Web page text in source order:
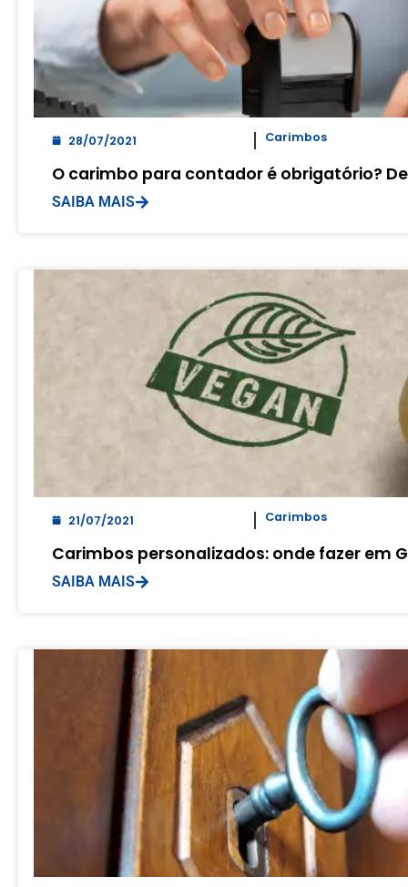
28/07/2021 Carimbos
O carimbo para contador é obrigatório?
SAIBA MAIS
21/07/2021 Carimbos
Carimbos personalizados: onde fazer em
SAIBA MAIS